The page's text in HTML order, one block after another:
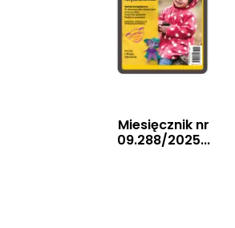
Miesięcznik nr
09.288/2025...